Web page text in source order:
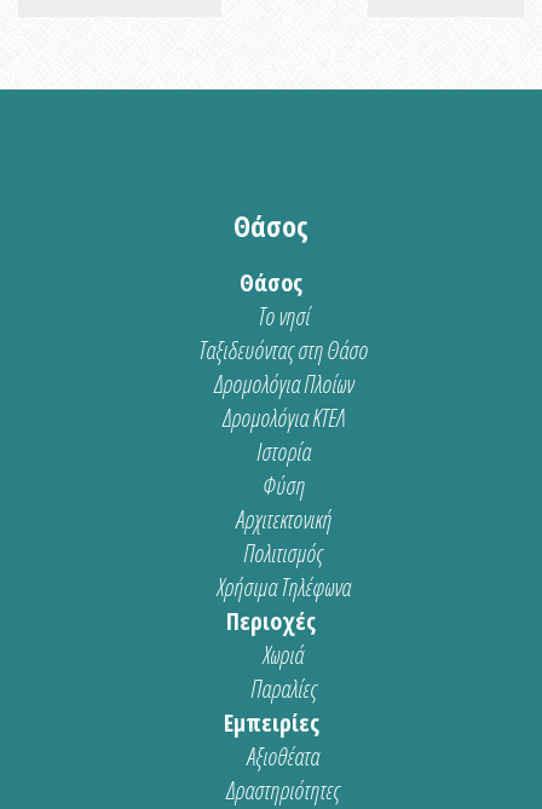
Θάσος
Θάσος
Το νησί
Ταξιδευόντας στη Θάσο
Δρομολόγια Πλοίων
Δρομολόγια ΚΤΕΛ
Ιστορία
Φύση
Αρχιτεκτονική
Πολιτισμός
Χρήσιμα Τηλέφωνα
Περιοχές
Χωριά
Παραλίες
Εμπειρίες
Αξιοθέατα
Δραστηριότητες